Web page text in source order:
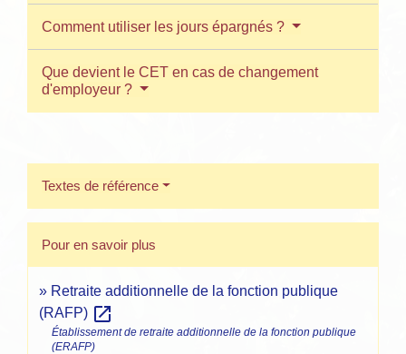
Comment utiliser les jours épargnés ?
Que devient le CET en cas de changement
d'employeur ?
Textes de référence
Pour en savoir plus
Retraite additionnelle de la fonction publique
(RAFP) open_in_new
Établissement de retraite additionnelle de la fonction publique
(ERAFP)